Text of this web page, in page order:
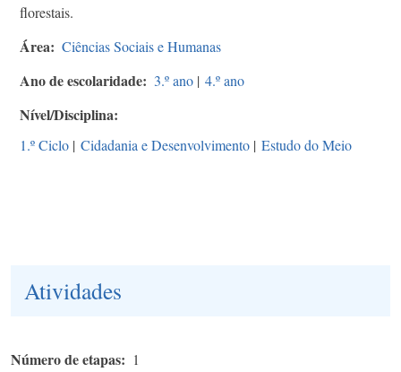
florestais.
Área Ciências Sociais e Humanas
Ano de escolaridade 3.º ano | 4.º ano
Nível/Disciplina
1.º Ciclo | Cidadania e Desenvolvimento | Estudo do Meio
Atividades
Número de etapas 1